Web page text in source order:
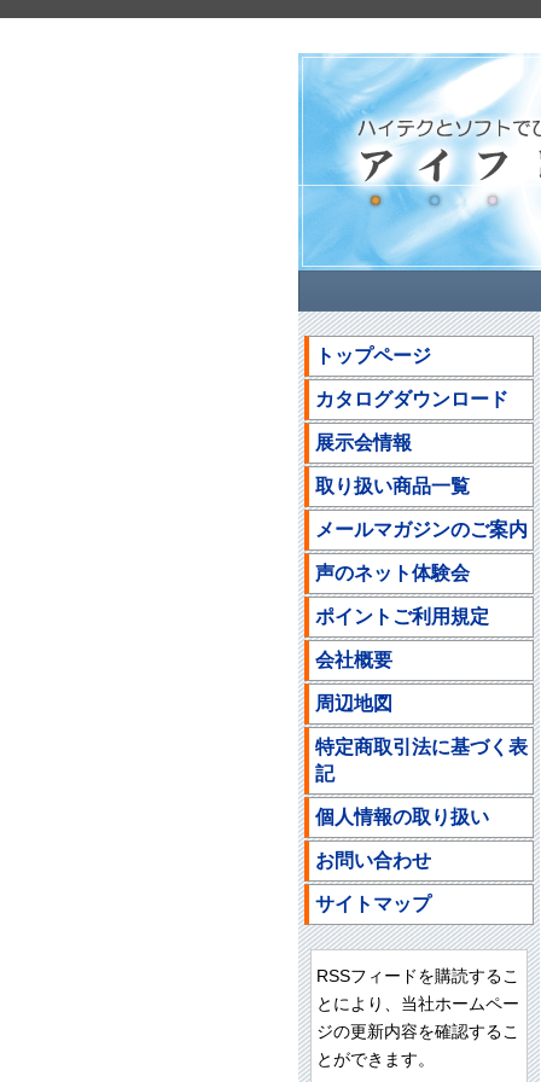
トップページ
カタログダウンロード
展示会情報
取り扱い商品一覧
メールマガジンのご案内
声のネット体験会
ポイントご利用規定
会社概要
周辺地図
特定商取引法に基づく表
記
個人情報の取り扱い
お問い合わせ
サイトマップ
RSSフィードを購読するこ
とにより、当社ホームペー
ジの更新内容を確認するこ
とができます。